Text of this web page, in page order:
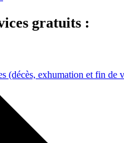
gratuits :
(décès, exhumation et fin de